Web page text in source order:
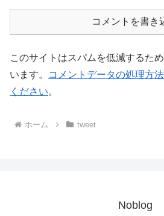
コメントを書き
このサイトはスパムを低減するた
います。
コメントデータの処理方
ください。
ホーム tweet
Noblog